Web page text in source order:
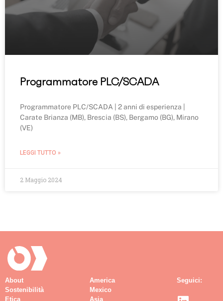
Programmatore PLC/SCADA
Programmatore PLC/SCADA | 2 anni di esperienza |
Carate Brianza (MB), Brescia (BS), Bergamo (BG), Mirano
(VE)
LEGGI TUTTO »
2 Maggio 2024
About
Sostenibilità
Etica
America
Mexico
Asia
Seguici: